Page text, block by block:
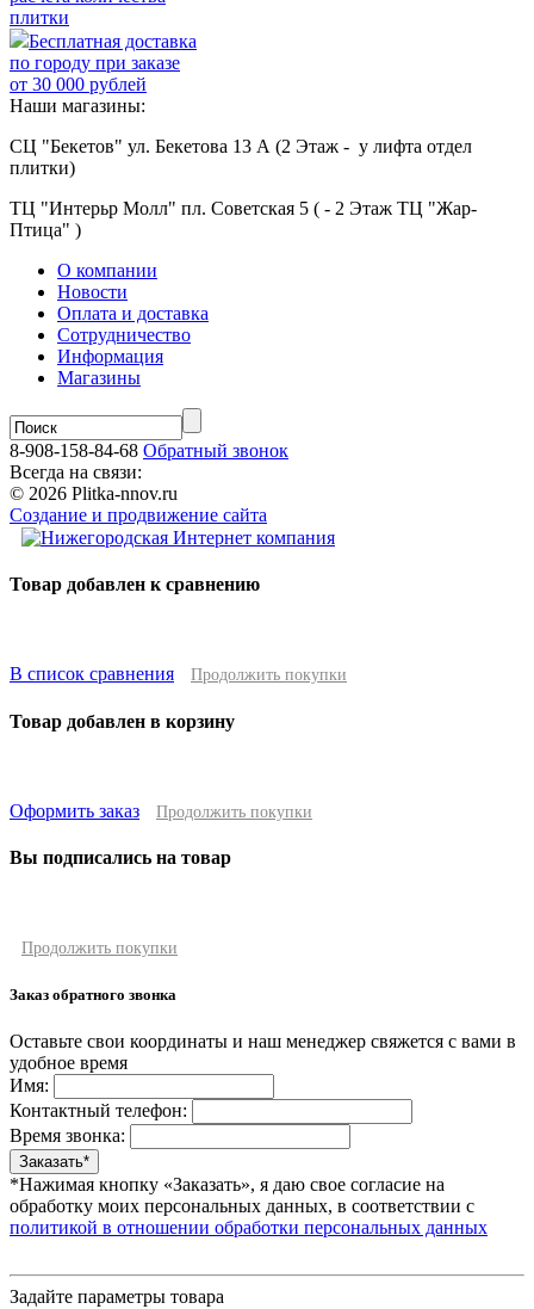
плитки
Бесплатная доставка
по городу при заказе
от 30 000 рублей
Наши магазины:
СЦ "Бекетов" ул. Бекетова 13 А (2 Этаж - у лифта отдел
плитки)
ТЦ "Интерьр Молл" пл. Советская 5 ( - 2 Этаж ТЦ "Жар-
Птица" )
О компании
Новости
Оплата и доставка
Сотрудничество
Информация
Магазины
8-908-158-84-68 Обратный звонок
Всегда на связи:
© 2026 Plitka-nnov.ru
Создание и продвижение сайта
Товар добавлен к сравнению
В список сравнения Продолжить покупки
Товар добавлен в корзину
Оформить заказ Продолжить покупки
Вы подписались на товар
Продолжить покупки
Заказ обратного звонка
Оставьте свои координаты и наш менеджер свяжется с вами в
удобное время
Имя:
Контактный телефон:
Время звонка:
*Нажимая кнопку «Заказать», я даю свое согласие на
обработку моих персональных данных, в соответствии с
политикой в отношении обработки персональных данных
Задайте параметры товара